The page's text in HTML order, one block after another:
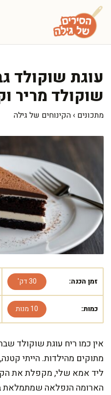
לדלג
לתוכן
עוגת שוקולד
שוקולד מריר
מתכונים › הקינוחים של גילה
זמן הכנה: 30 דק'
כמות: 10 מנות
אין כמו ריח עוגת שוקולד
מתוקים מהילדות. הייתי
ליד אמא שלי, מקפלת את
הארומה הנפלאה שמתמלאת